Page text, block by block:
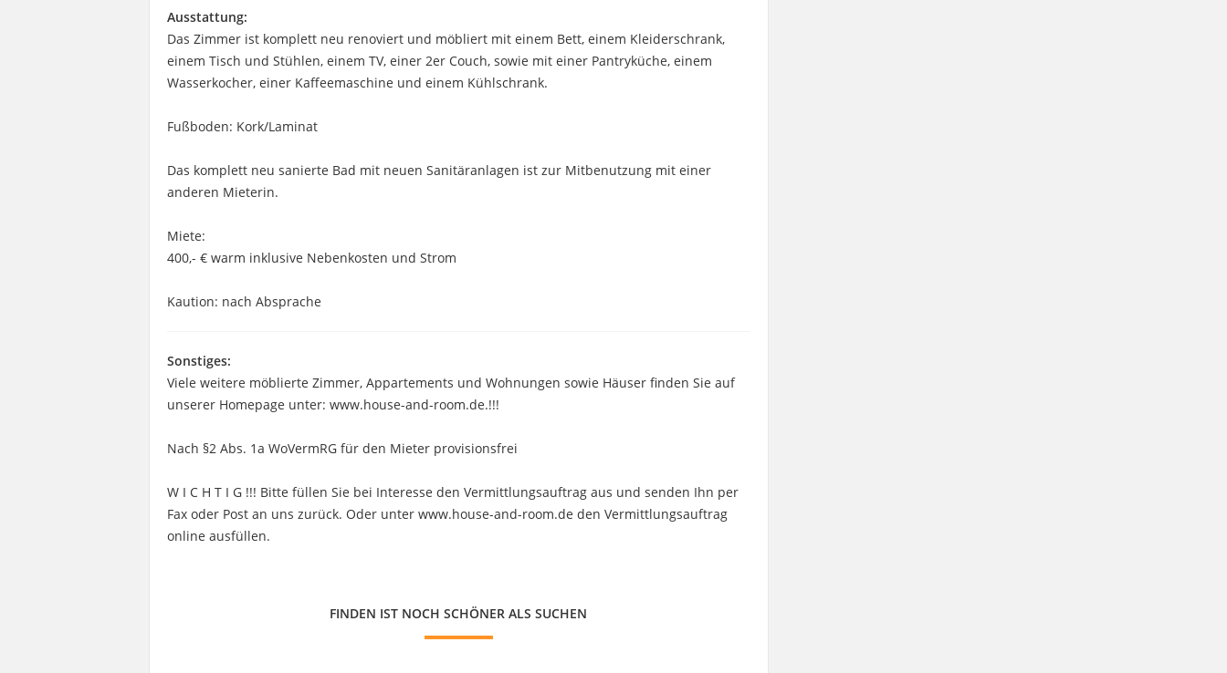
Ausstattung:
Das Zimmer ist komplett neu renoviert und möbliert mit einem Bett, einem Kleiderschrank,
einem Tisch und Stühlen, einem TV, einer 2er Couch, sowie mit einer Pantryküche, einem
Wasserkocher, einer Kaffeemaschine und einem Kühlschrank.
Fußboden: Kork/Laminat
Das komplett neu sanierte Bad mit neuen Sanitäranlagen ist zur Mitbenutzung mit einer
anderen Mieterin.
Miete:
400,- € warm inklusive Nebenkosten und Strom
Kaution: nach Absprache
Sonstiges:
Viele weitere möblierte Zimmer, Appartements und Wohnungen sowie Häuser finden Sie auf
unserer Homepage unter: www.house-and-room.de.!!!
Nach §2 Abs. 1a WoVermRG für den Mieter provisionsfrei
W I C H T I G !!! Bitte füllen Sie bei Interesse den Vermittlungsauftrag aus und senden Ihn per
Fax oder Post an uns zurück. Oder unter www.house-and-room.de den Vermittlungsauftrag
online ausfüllen.
FINDEN IST NOCH SCHÖNER ALS SUCHEN